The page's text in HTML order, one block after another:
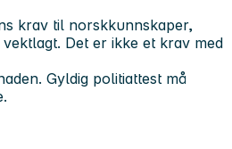
krav til norskkunnskaper,
Det er ikke et krav med
Gyldig politiattest må